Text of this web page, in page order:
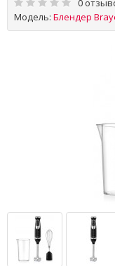
0
Модель: Блендер